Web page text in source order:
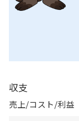
収支
売上/コスト/利益